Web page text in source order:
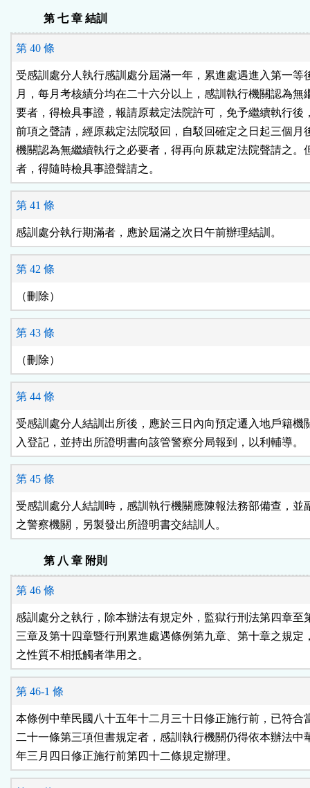
第 七 章 結訓
第 40 條
受感訓處分人執行感訓處分屆滿一年，累進處遇進入第一等
月，每月考核績分均在二十六分以上，感訓執行機關認為無
要者，得檢具事證，報請原裁定法院許可，免予繼續執行後
前項之聲請，經原裁定法院駁回，自駁回確定之日起三個月
機關認為無繼續執行之必要者，得再向原裁定法院聲請之。
者，得隨時檢具事證聲請之。
第 41 條
感訓處分執行期滿者，應於屆滿之次日午前辦理結訓。
第 42 條
（刪除）
第 43 條
（刪除）
第 44 條
受感訓處分人結訓出所後，應於三日內向預定遷入地戶籍機
入登記，並持出所證明書向該管警察分局報到，以利輔導。
第 45 條
受感訓處分人結訓時，感訓執行機關應陳報法務部備查，並
之警察機關，另製發出所證明書交結訓人。
第 八 章 附則
第 46 條
感訓處分之執行，除本辦法有規定外，監獄行刑法第四章至
三章及第十四章暨行刑累進處遇條例第九章、第十章之規定
之性質不相抵觸者準用之。
第 46-1 條
本條例中華民國八十五年十二月三十日修正施行前，已符合
二十一條第三項但書規定者，感訓執行機關仍得依本辦法中
年三月四日修正施行前第四十二條規定辦理。